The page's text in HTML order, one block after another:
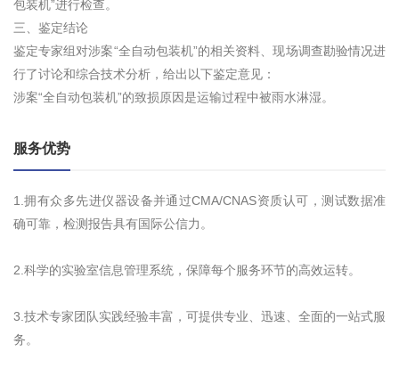
包装机”进行检查。
三、鉴定结论
鉴定专家组对涉案“全自动包装机”的相关资料、现场调查勘验情况进
行了讨论和综合技术分析，给出以下鉴定意见：
涉案“全自动包装机”的致损原因是运输过程中被雨水淋湿。
服务优势
1.拥有众多先进仪器设备并通过CMA/CNAS资质认可，测试数据准
确可靠，检测报告具有国际公信力。
2.科学的实验室信息管理系统，保障每个服务环节的高效运转。
3.技术专家团队实践经验丰富，可提供专业、迅速、全面的一站式服
务。